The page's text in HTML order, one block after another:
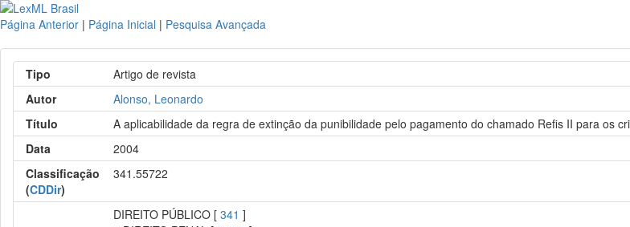
Página Anterior | Página Inicial | Pesquisa Avançada
Tipo
Artigo de revista
Autor
Alonso, Leonardo
Título
A aplicabilidade da regra de extinção da punibilidade pelo pagamento do chamado Refis II para os
Data
2004
Classificação
(CDDir)
341.55722
DIREITO PÚBLICO [341 ]